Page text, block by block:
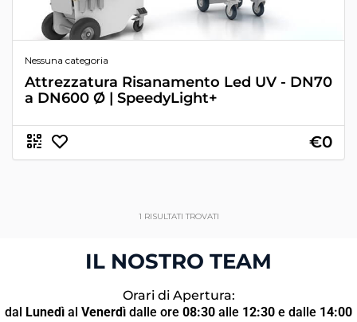
Nessuna categoria
Attrezzatura Risanamento Led UV - DN70
a DN600 Ø | SpeedyLight+
€0
1 RISULTATI TROVATI
IL NOSTRO TEAM
Orari di Apertura:
dal Lunedì al Venerdì dalle ore 08:30 alle 12:30 e dalle 14:00